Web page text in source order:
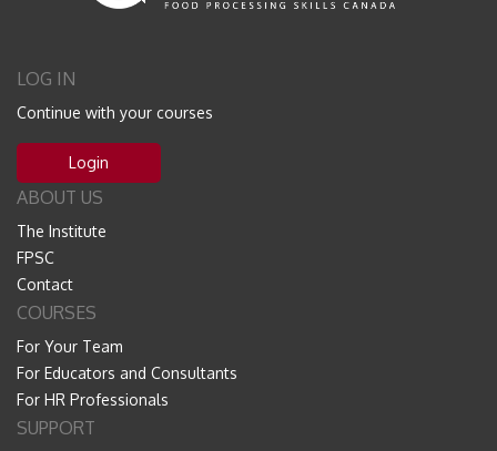
LOG IN
Continue with your courses
Login
ABOUT US
The Institute
FPSC
Contact
COURSES
For Your Team
For Educators and Consultants
For HR Professionals
SUPPORT